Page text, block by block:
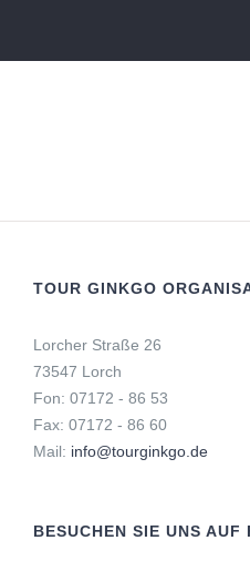
TOUR GINKGO
Lorcher Straße 26
73547 Lorch
Fon: 07172 - 86 53
Fax: 07172 - 86 60
Mail: info@tourginkgo.de
BESUCHEN SIE UNS AUF